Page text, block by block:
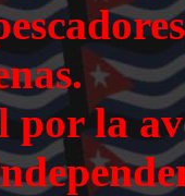
por la